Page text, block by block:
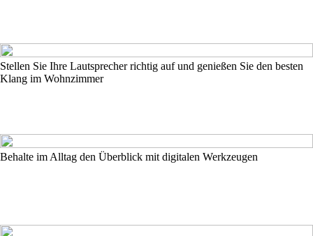
Stellen Sie Ihre Lautsprecher richtig auf und genießen Sie den besten
Klang im Wohnzimmer
Behalte im Alltag den Überblick mit digitalen Werkzeugen